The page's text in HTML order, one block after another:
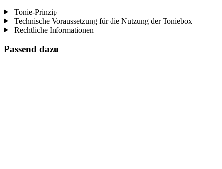
Tonie-Prinzip
Technische Voraussetzung für die Nutzung der Toniebox
Rechtliche Informationen
Passend dazu